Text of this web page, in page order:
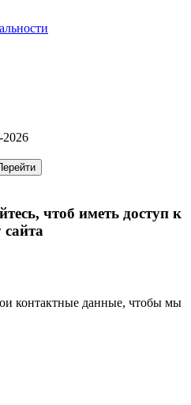
чтоб иметь доступ к
контактные данные, чтобы мы